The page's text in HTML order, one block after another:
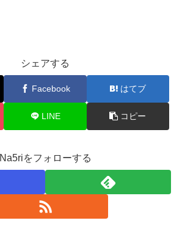
シェアする
Facebook はてブ
LINE コピー
Na5riをフォローする